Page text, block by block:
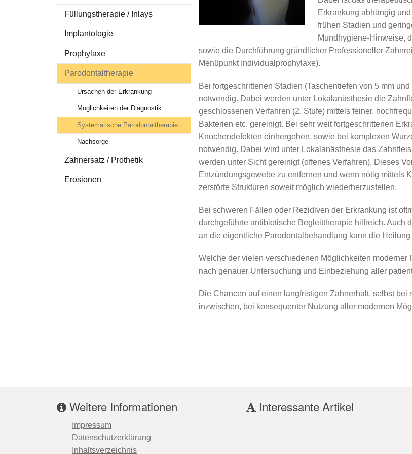
Fr. Ramirez-Tarricone
Fr. Sindi
Zahnersatz / Prothetik
Gold-Inlays
Keramische
3-D-
Prognose &
Schwangere
Kinder
Zahnersatz / Prothetik
Festsitzend
Kombiniert
Erosionen
Ursachen
Füllungstherapie / Inlays
Implantologie
Prophylaxe
Parodontaltherapie
Ursachen der Erkrankung
Möglichkeiten der Diagnostik
Systematische Parodontaltherapie
Nachsorge
Zahnersatz / Prothetik
Erosionen
Erkrankung abhängig
frühen Stadien und
Mundhygiene-Hinweise,
sowie die Durchführung gründlicher Professioneller
Menüpunkt Individualprophylaxe).
Bei fortgeschrittenen Stadien (Taschentiefen von 5 mm
notwendig. Dabei werden unter Lokalanästhesie die
geschlossenen Verfahren (2. Stufe) mittels feiner,
Bakterien etc. gereinigt. Bei sehr weit fortgeschrittenen
Knochendefekten einhergehen, sowie bei komplexen
notwendig. Dabei wird unter Lokalanästhesie das
werden unter Sicht gereinigt (offenes Verfahren). Dieses
Entzündungsgewebe zu entfernen und wenn nötig mittels
zerstörte Strukturen soweit möglich wiederherzustellen.
Bei schweren Fällen oder Rezidiven der Erkrankung ist
durchgeführte antibiotische Begleittherapie hilfreich. Auch
an die eigentliche Parodontalbehandlung kann die
Welche der vielen verschiedenen Möglichkeiten
nach genauer Untersuchung und Einbeziehung aller
Die Chancen auf einen langfristigen Zahnerhalt, selbst
inzwischen, bei konsequenter Nutzung aller modernen
Weitere Informationen
Impressum
Datenschutzerklärung
Inhaltsverzeichnis
Interessante Artikel